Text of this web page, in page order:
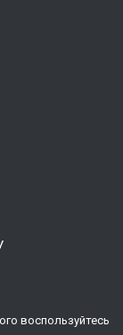
воспользуйтесь